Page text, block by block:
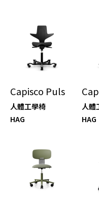
Capisco Puls
人體工學椅
HAG
人體
HAG